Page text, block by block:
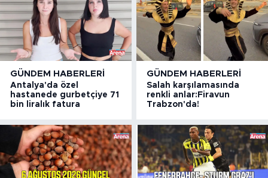
GÜNDEM HABERLERI
Antalya'da özel
hastanede gurbetçiye 71
bin liralık fatura
GÜNDEM HABERLERI
Salah karşılamasında
renkli anlar:Firavun
Trabzon'da!